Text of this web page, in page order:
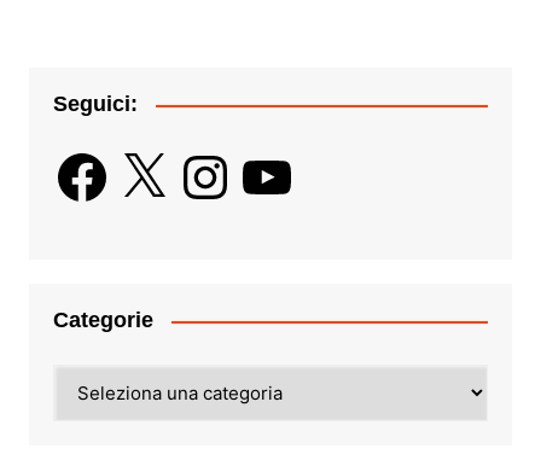
Seguici:
Facebook
X InstagramYouTube
Categorie